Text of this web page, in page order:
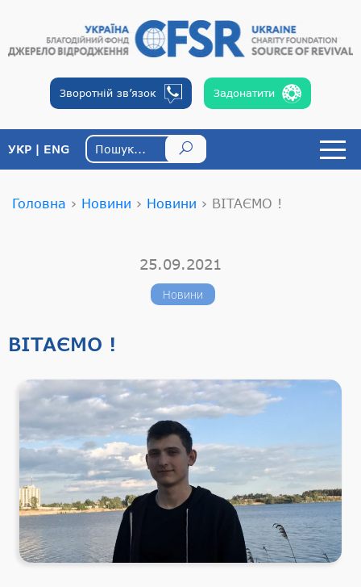
Зворотній зв’язок Задонатити
УКР ENG
Головна › Новини › Новини › ВІТАЄМО !
25.09.2021
Новини
ВІТАЄМО !